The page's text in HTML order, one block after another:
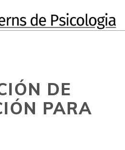
DE
PARA